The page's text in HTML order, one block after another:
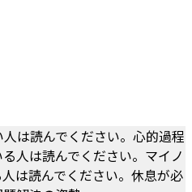
は読んでください。心的過程
人は読んでください。マイノ
は読んでください。休息が必